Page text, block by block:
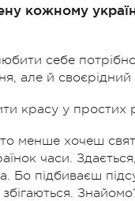
кожному
себе
але й
красу у простих
менше хочеш
часи.
Бо підбиваєш
збігаються.